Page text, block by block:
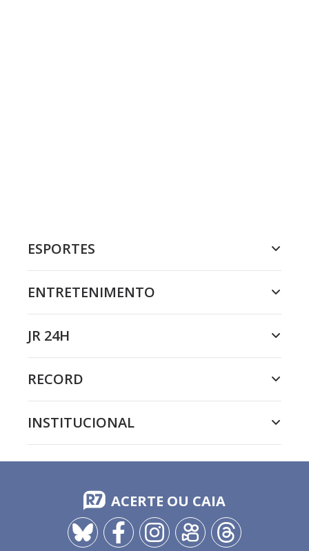
ESPORTES
ENTRETENIMENTO
JR 24H
RECORD
INSTITUCIONAL
ACERTE OU CAIA